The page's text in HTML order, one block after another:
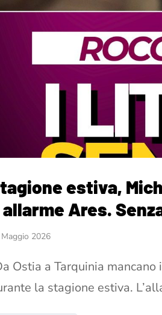
estiva,
allarme Ares.
2026
Ostia a Tarquinia
la stagione estiva.